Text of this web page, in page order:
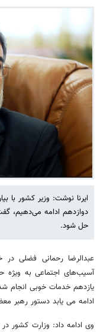
ایرنا نوشت: وزیر کشور با
دوازدهم ادامه می‌دهیم،
حل شود.
عبدالرضا رحمانی فضلی در
آسیب‌های اجتماعی به ویژه
یازدهم خدمات خوبی انجام
ادامه می یابد دستور رهبر
وی ادامه داد: وزارت کشور